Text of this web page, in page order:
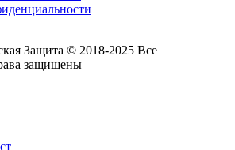
Защита © 2018-2025 Все
защищены